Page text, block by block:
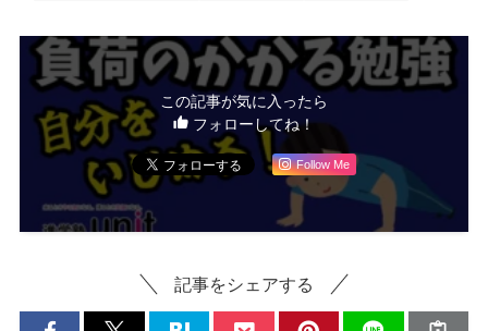
この記事が気に入ったら
フォローしてね！
Follow Me
記事をシェアする